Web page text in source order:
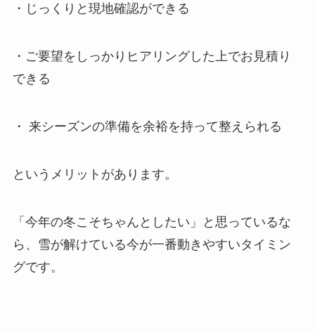
・じっくりと現地確認ができる
・ご要望をしっかりヒアリングした上でお見積り
できる
・ 来シーズンの準備を余裕を持って整えられる
というメリットがあります。
「今年の冬こそちゃんとしたい」と思っているな
ら、雪が解けている今が一番動きやすいタイミン
グです。